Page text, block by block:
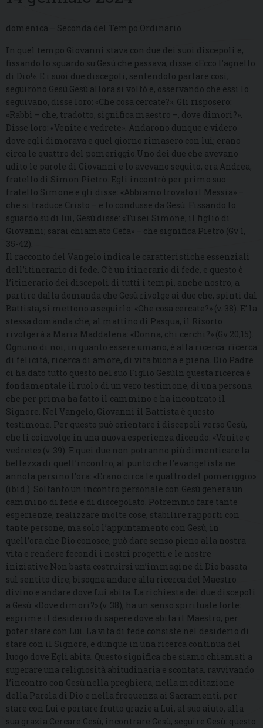
domenica – Seconda del Tempo Ordinario
In quel tempo Giovanni stava con due dei suoi discepoli e,
fissando lo sguardo su Gesù che passava, disse: «Ecco l’agnello
di Dio!». E i suoi due discepoli, sentendolo parlare così,
seguirono Gesù.Gesù allora si voltò e, osservando che essi lo
seguivano, disse loro: «Che cosa cercate?». Gli risposero:
«Rabbì – che, tradotto, significa maestro –, dove dimori?».
Disse loro: «Venite e vedrete». Andarono dunque e videro
dove egli dimorava e quel giorno rimasero con lui; erano
circa le quattro del pomeriggio.Uno dei due che avevano
udito le parole di Giovanni e lo avevano seguito, era Andrea,
fratello di Simon Pietro. Egli incontrò per primo suo
fratello Simone e gli disse: «Abbiamo trovato il Messia» –
che si traduce Cristo – e lo condusse da Gesù. Fissando lo
sguardo su di lui, Gesù disse: «Tu sei Simone, il figlio di
Giovanni; sarai chiamato Cefa» – che significa Pietro (Gv 1,
35-42).
Il racconto del Vangelo indica le caratteristiche essenziali
dell’itinerario di fede. C’è un itinerario di fede, e questo è
l’itinerario dei discepoli di tutti i tempi, anche nostro, a
partire dalla domanda che Gesù rivolge ai due che, spinti dal
Battista, si mettono a seguirlo: «Che cosa cercate?» (v. 38). E’ la
stessa domanda che, al mattino di Pasqua, il Risorto
rivolgerà a Maria Maddalena: «Donna, chi cerchi?» (Gv 20,15).
Ognuno di noi, in quanto essere umano, è alla ricerca: ricerca
di felicità, ricerca di amore, di vita buona e piena. Dio Padre
ci ha dato tutto questo nel suo Figlio GesùIn questa ricerca è
fondamentale il ruolo di un vero testimone, di una persona
che per prima ha fatto il cammino e ha incontrato il
Signore. Nel Vangelo, Giovanni il Battista è questo
testimone. Per questo può orientare i discepoli verso Gesù,
che li coinvolge in una nuova esperienza dicendo: «Venite e
vedrete» (v. 39). E quei due non potranno più dimenticare la
bellezza di quell’incontro, al punto che l’evangelista ne
annota persino l’ora: «Erano circa le quattro del pomeriggio»
(ibid.). Soltanto un incontro personale con Gesù genera un
cammino di fede e di discepolato. Potremmo fare tante
esperienze, realizzare molte cose, stabilire rapporti con
tante persone, ma solo l’appuntamento con Gesù, in
quell’ora che Dio conosce, può dare senso pieno alla nostra
vita e rendere fecondi i nostri progetti e le nostre
iniziative.Non basta costruirsi un’immagine di Dio basata
sul sentito dire; bisogna andare alla ricerca del Maestro
divino e andare dove Lui abita. La richiesta dei due discepoli
a Gesù: «Dove dimori?» (v. 38), ha un senso spirituale forte:
esprime il desiderio di sapere dove abita il Maestro, per
poter stare con Lui. La vita di fede consiste nel desiderio di
stare con il Signore, e dunque in una ricerca continua del
luogo dove Egli abita. Questo significa che siamo chiamati a
superare una religiosità abitudinaria e scontata, ravvivando
l’incontro con Gesù nella preghiera, nella meditazione
della Parola di Dio e nella frequenza ai Sacramenti, per
stare con Lui e portare frutto grazie a Lui, al suo aiuto, alla
sua grazia.Cercare Gesù, incontrare Gesù, seguire Gesù: questo